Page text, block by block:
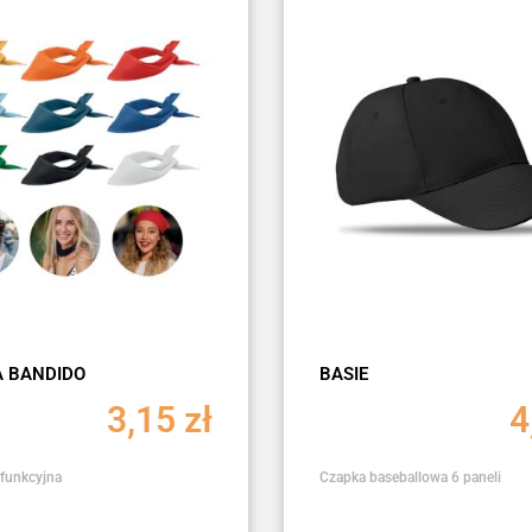
BANDIDO
3,15 zł
BASIE
Czapka baseballowa 6 paneli